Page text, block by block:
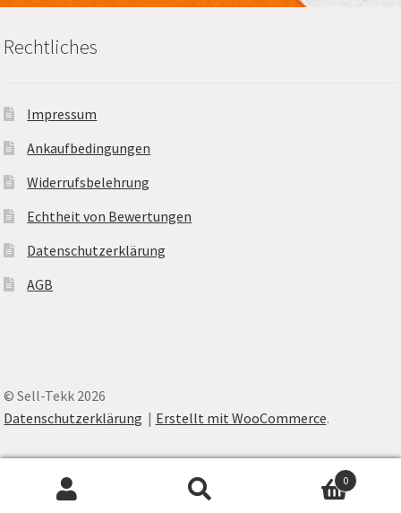
Rechtliches
Impressum
Ankaufbedingungen
Widerrufsbelehrung
Echtheit von Bewertungen
Datenschutzerklärung
AGB
© Sell-Tekk 2026
Datenschutzerklärung
Erstellt mit WooCommerce.
0